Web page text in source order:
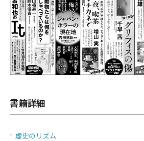
書籍詳細
虚史のリズム